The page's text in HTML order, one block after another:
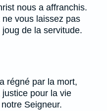
nous a affranchis.
vous laissez pas
de la servitude.
régné par la mort,
pour la vie
Seigneur.